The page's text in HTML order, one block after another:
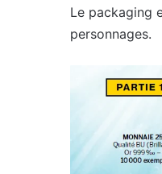
Le packaging
personnages.